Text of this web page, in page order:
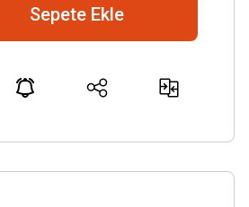
Sepete Ekle